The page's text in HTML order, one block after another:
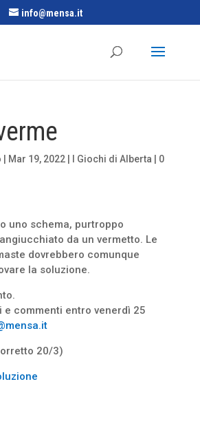
info@mensa.it
Mar 19, 2022| I Giochi di Alberta
0
uno schema, purtroppo
da un vermetto. Le
dovrebbero comunque
la soluzione.
e commenti entro venerdì 25
20/3)